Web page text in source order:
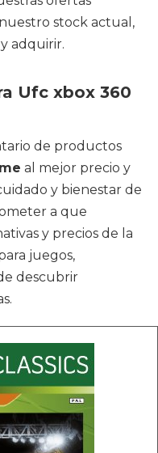
stock actual,
adquirir.
Ufc xbox 360
de productos
al mejor precio y
y bienestar de
a que
y precios de la
juegos,
descubrir